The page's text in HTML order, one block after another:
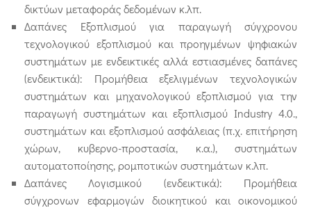
δικτύων μεταφοράς δεδομένων κ.λπ.
Δαπάνες Εξοπλισμού για παραγωγή σύγχρονου
τεχνολογικού εξοπλισμού και προηγμένων ψηφιακών
συστημάτων με ενδεικτικές αλλά εστιασμένες δαπάνες
(ενδεικτικά): Προμήθεια εξελιγμένων τεχνολογικών
συστημάτων και μηχανολογικού εξοπλισμού για την
παραγωγή συστημάτων και εξοπλισμού Industry 4.0.,
συστημάτων και εξοπλισμού ασφάλειας (π.χ. επιτήρηση
χώρων, κυβερνο-προστασία, κ.α.), συστημάτων
αυτοματοποίησης, ρομποτικών συστημάτων κ.λπ.
Δαπάνες Λογισμικού (ενδεικτικά): Προμήθεια
σύγχρονων εφαρμογών διοικητικού και οικονομικού